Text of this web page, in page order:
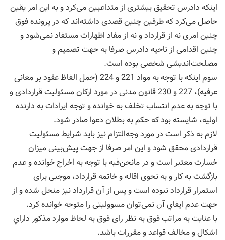
اینکه دادرس تحقیق بیشتری از متداعبین می‌كرد و به این امر یقین
حاصل می‌کرد که طرفین چنین قصدی داشته‌اند که در پرونده فوق
چنین امری نه از قرارداد و نه از مفاد اظهارات مستفاد نمی‌شود و
چنین اقدامی از ناحیه دادرس صرفا به جهت تصمیم و
مصلحت‌اندیشی شخصی بوده است.
سوم اينكه با توجه به مواد 221 و 224 (حمل الفاظ عقود بر معانی
عرفیه)، 227 و 230 قانون مدنی در مورد ارکان مسئولیت قراردادی و
با توجه به عدم انتساب تخلف به خوانده و توجه ایرادات به دارنده
اولیه، شایسته بود که حکم به بطلان دعوا صادر شود.
لازم به ذکر است در مورد وجه‌التزام نیز باید شرایط مسئولیت
قراردادی محقق شود و این امر صرفا از جهت پیش‌بینی میزان
خسارت معتبر است و در مانحن‌فیه با توجه به اخراج خوانده و عدم
بازگشت به کار و به نحوی اقاله و خاتمه قرارداد، موجبی برای
استمرار قرارداد نبوده است و پس از آن قرارداد نیز منحل شده و از
جهت عدم ایفاي آن نمی‌توان مسوولیتی را متوجه خوانده كرد.
با عنایت به مراتب فوق به نظر رای فوق به لحاظ موارد مذکور داراي
اشکال و مخالف قواعد و مقررات باشد.